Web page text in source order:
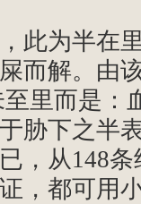
此为半在
而解。由
里而是：
胁下之半
，从148
，都可用